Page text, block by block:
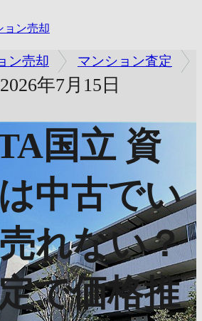
ョン売却
ン売却 マンション査定
年7月15日
国立 資
中古でい
れない？
で価格推